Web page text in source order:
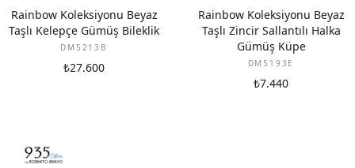
Rainbow Koleksiyonu Beyaz
Taşlı Kelepçe Gümüş Bileklik
DM5213B
₺27.600
Rainbow Koleksiyonu Beyaz
Taşlı Zincir Sallantılı Halka
Gümüş Küpe
DM5193E
₺7.440